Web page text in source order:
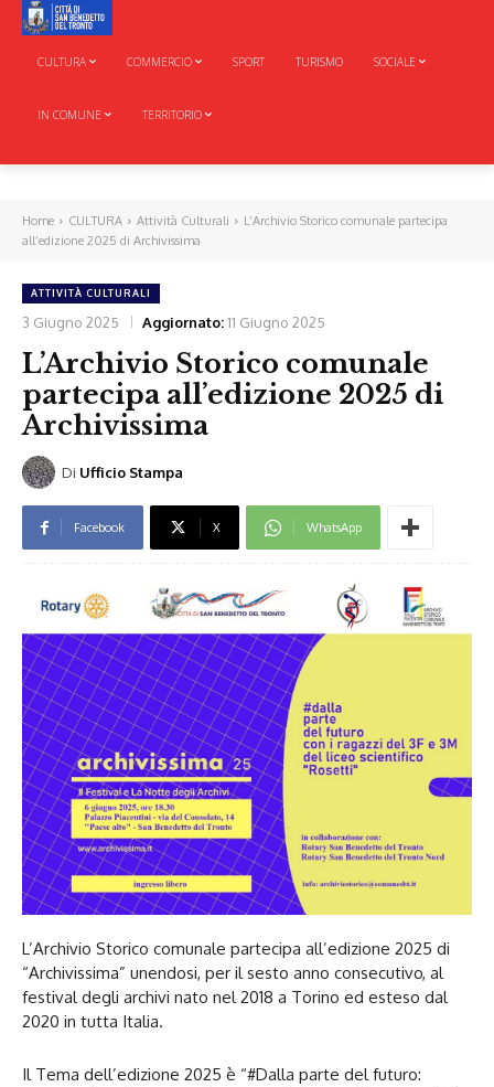
CULTURA COMMERCIO SPORT TURISMO SOCIALE
IN COMUNE TERRITORIO
Home CULTURA Attività Culturali
L’Archivio Storico comunale partecipa
all’edizione 2025 di Archivissima
ATTIVITÀ CULTURALI
3 Giugno 2025 Aggiornato:11 Giugno 2025
L’Archivio Storico comunale
partecipa all’edizione 2025 di
Archivissima
Di Ufficio Stampa
Facebook X WhatsApp
L’Archivio Storico comunale partecipa all’edizione 2025 di
“Archivissima” unendosi, per il sesto anno consecutivo, al
festival degli archivi nato nel 2018 a Torino ed esteso dal
2020 in tutta Italia.
Il Tema dell’edizione 2025 è “#Dalla parte del futuro: